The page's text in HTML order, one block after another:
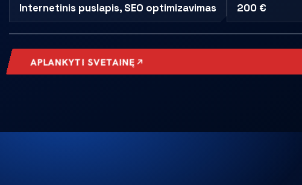
Internetinis puslapis, SEO optimizavimas 200 €
APLANKYTI SVETAINĘ